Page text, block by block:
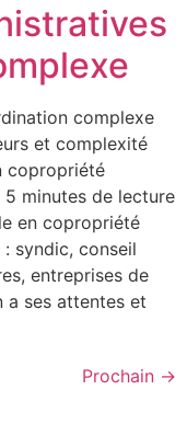
complexe
et complexité
copropriété
minutes de lecture
en copropriété
syndic, conseil
entreprises de
a ses attentes et
Prochain →